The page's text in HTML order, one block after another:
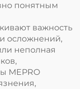
понятным
важность
осложнений,
неполная
MEPRO